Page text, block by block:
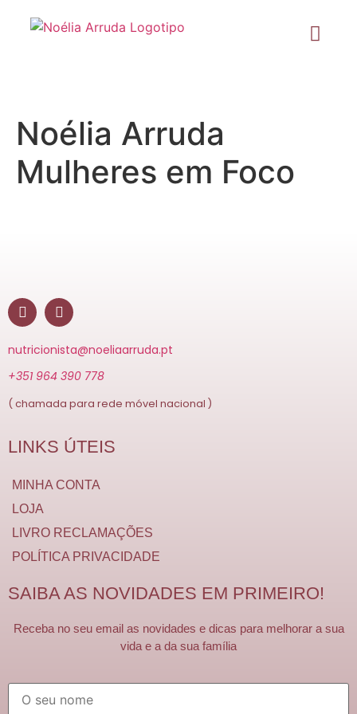
Noélia Arruda
Mulheres em Foco
nutricionista@noeliaarruda.pt
+351 964 390 778
( chamada para rede móvel nacional )
LINKS ÚTEIS
MINHA CONTA
LOJA
LIVRO RECLAMAÇÕES
POLÍTICA PRIVACIDADE
SAIBA AS NOVIDADES EM PRIMEIRO!
Receba no seu email as novidades e dicas para melhorar a sua
vida e a da sua família